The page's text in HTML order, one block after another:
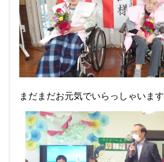
まだまだお元気でいらっしゃいます